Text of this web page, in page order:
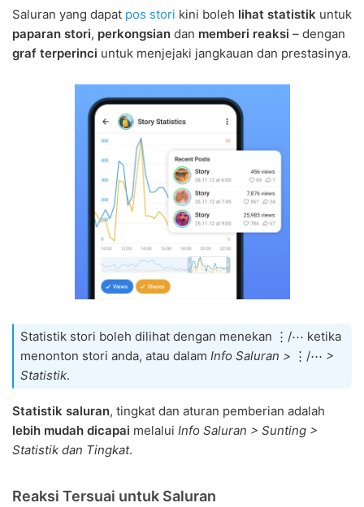
Saluran yang dapat pos stori kini boleh lihat statistik untuk
paparan stori, perkongsian dan memberi reaksi – dengan
graf terperinci untuk menjejaki jangkauan dan prestasinya.
Statistik stori boleh dilihat dengan menekan ⋮/⋯ ketika
menonton stori anda, atau dalam Info Saluran > ⋮/⋯ >
Statistik.
Statistik saluran, tingkat dan aturan pemberian adalah
lebih mudah dicapai melalui Info Saluran > Sunting >
Statistik dan Tingkat.
Reaksi Tersuai untuk Saluran